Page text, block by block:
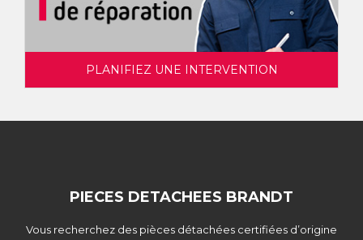
PLANIFIEZ UNE INTERVENTION
PIECES DETACHEES BRANDT
Vous recherchez des pièces détachées certifiées d’origine